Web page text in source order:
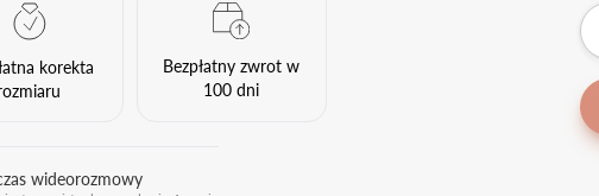
korekta
Bezpłatny zwrot w
100 dni
wideorozmowy